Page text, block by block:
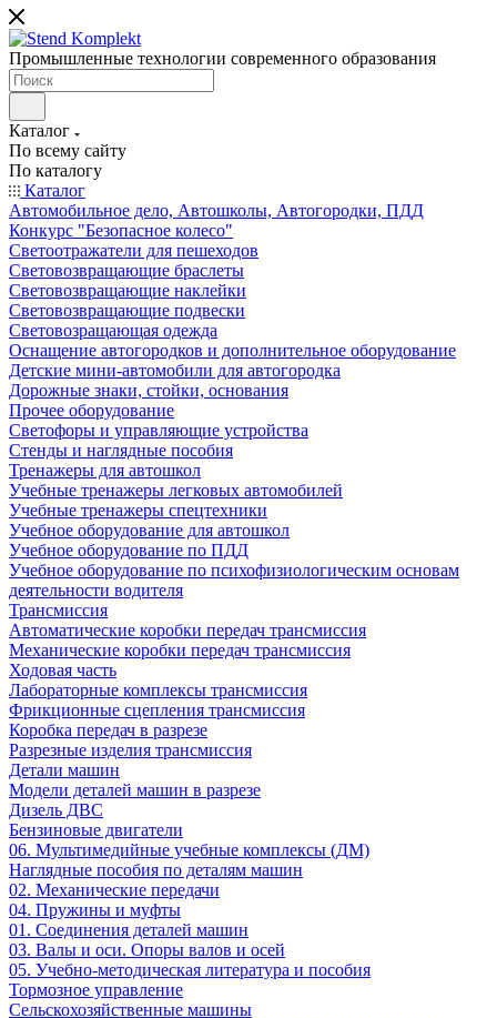
Промышленные технологии современного образования
Каталог
По всему сайту
По каталогу
Каталог
Автомобильное дело, Автошколы, Автогородки, ПДД
Конкурс "Безопасное колесо"
Светоотражатели для пешеходов
Световозвращающие браслеты
Световозвращающие наклейки
Световозвращающие подвески
Световозращающая одежда
Оснащение автогородков и дополнительное оборудование
Детские мини-автомобили для автогородка
Дорожные знаки, стойки, основания
Прочее оборудование
Светофоры и управляющие устройства
Стенды и наглядные пособия
Тренажеры для автошкол
Учебные тренажеры легковых автомобилей
Учебные тренажеры спецтехники
Учебное оборудование для автошкол
Учебное оборудование по ПДД
Учебное оборудование по психофизиологическим основам
деятельности водителя
Трансмиссия
Автоматические коробки передач трансмиссия
Механические коробки передач трансмиссия
Ходовая часть
Лабораторные комплексы трансмиссия
Фрикционные сцепления трансмиссия
Коробка передач в разрезе
Разрезные изделия трансмиссия
Детали машин
Модели деталей машин в разрезе
Дизель ДВС
Бензиновые двигатели
06. Мультимедийные учебные комплексы (ДМ)
Наглядные пособия по деталям машин
02. Механические передачи
04. Пружины и муфты
01. Соединения деталей машин
03. Валы и оси. Опоры валов и осей
05. Учебно-методическая литература и пособия
Тормозное управление
Сельскохозяйственные машины